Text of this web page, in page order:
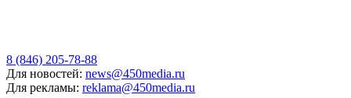
8 (846) 205-78-88
Для новостей: news@450media.ru
Для рекламы: reklama@450media.ru